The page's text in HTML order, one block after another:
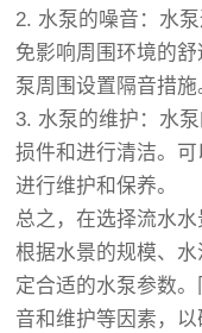
2. 水泵的噪音：水
免影响周围环境的
泵周围设置隔音措施
3. 水泵的维护：水
损件和进行清洁。
进行维护和保养。
总之，在选择流水
根据水景的规模、
定合适的水泵参数
音和维护等因素，